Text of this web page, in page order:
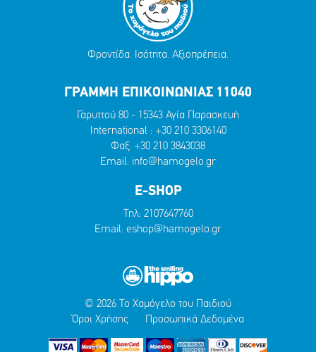
Φροντίδα. Ισότητα. Αξιοπρέπεια.
ΓΡΑΜΜΗ ΕΠΙΚΟΙΝΩΝΙΑΣ 11040
Γαρυττού 80 - 15343 Αγία Παρασκευή
International : +30 210 3306140
Φαξ: +30 210 3843038
Email: info@hamogelo.gr
E-SHOP
Τηλ: 2107647760
Email: eshop@hamogelo.gr
© 2026 Το Χαμόγελο του Παιδιού
Όροι Χρήσης
Προσωπικά Δεδομένα